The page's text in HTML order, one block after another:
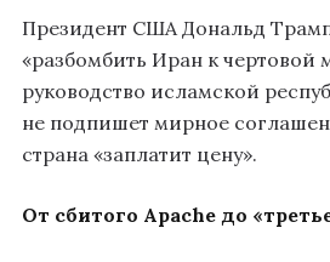
Президент США Дональд
«разбомбить Иран к чертовой
руководство исламской
не подпишет мирное
страна «заплатит цену».
От сбитого Apache до